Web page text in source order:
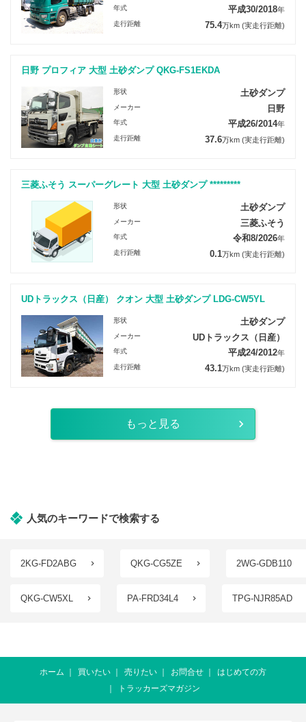
年式 平成30/2018年
走行距離 75.4万km (実走行距離)
日野 プロフィア 大型 土砂ダンプ QKG-FS1EKDA
形状 土砂ダンプ
メーカー 日野
年式 平成26/2014年
走行距離 37.6万km (実走行距離)
三菱ふそう スーパーグレート 大型 土砂ダンプ *********
形状 土砂ダンプ
メーカー 三菱ふそう
年式 令和8/2026年
走行距離 0.1万km (実走行距離)
UDトラックス（日産） クオン 大型 土砂ダンプ LDG-CW5YL
形状 土砂ダンプ
メーカー UDトラックス（日産）
年式 平成24/2012年
走行距離 43.1万km (実走行距離)
もっと見る
人気のキーワードで検索する
2KG-FD2ABG QKG-CG5ZE 2WG-GDB110
QKG-CW5XL PA-FRD34L4 TPG-NJR85AD
ホーム 買いたい 売りたい お問合せ
はじめての方
トラッカーズマガジン